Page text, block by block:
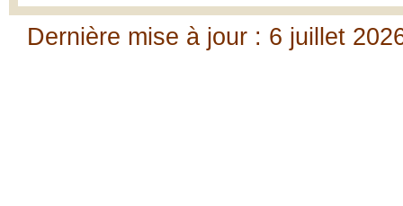
Dernière mise à jour : 6 juillet